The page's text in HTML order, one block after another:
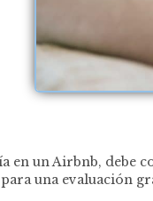
en un Airbnb,
una evaluación